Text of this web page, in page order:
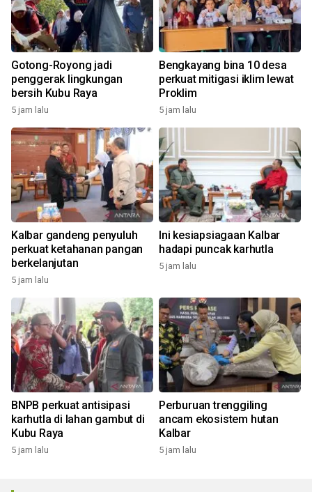
Gotong-Royong jadi
penggerak lingkungan
bersih Kubu Raya
5 jam lalu
Bengkayang bina 10 desa
perkuat mitigasi iklim lewat
Proklim
5 jam lalu
Kalbar gandeng penyuluh
perkuat ketahanan pangan
berkelanjutan
5 jam lalu
Ini kesiapsiagaan Kalbar
hadapi puncak karhutla
5 jam lalu
BNPB perkuat antisipasi
karhutla di lahan gambut di
Kubu Raya
5 jam lalu
Perburuan trenggiling
ancam ekosistem hutan
Kalbar
5 jam lalu